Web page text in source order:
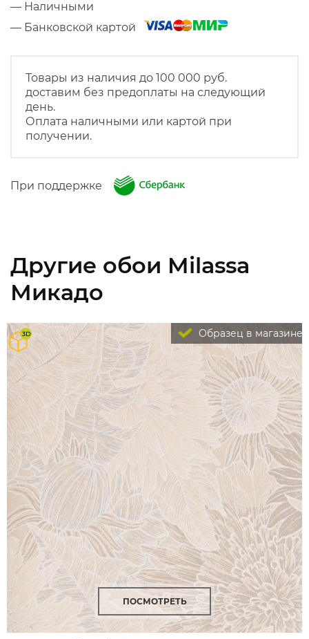
— Наличными
— Банковской картой
Товары из наличия до 100 000 руб.
доставим без предоплаты на следующий
день.
Оплата наличными или картой при
получении.
При поддержке
Другие обои Milassa
Микадо
Образец в магазине
ПОСМОТРЕТЬ